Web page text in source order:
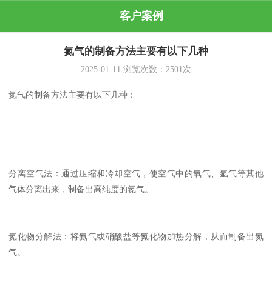
客户案例
氮气的制备方法主要有以下几种
2025-01-11 浏览次数： 2501次
氮气的制备方法主要有以下几种：
分离空气法：通过压缩和冷却空气，使空气中的氧气、氩气等其他
气体分离出来，制备出高纯度的氮气。
氮化物分解法：将氨气或硝酸盐等氮化物加热分解，从而制备出氮
气。